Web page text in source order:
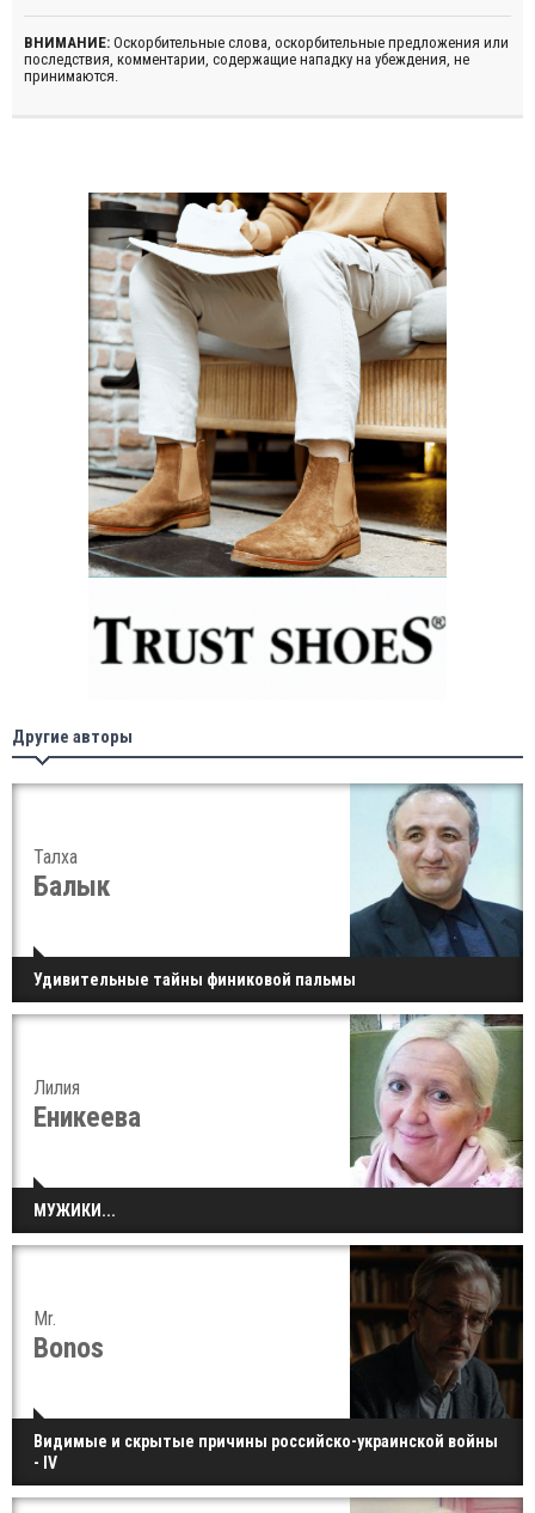
ВНИМАНИЕ: Оскорбительные слова, оскорбительные предложения или
последствия, комментарии, содержащие нападку на убеждения, не
принимаются.
Другие авторы
Талха
Балык
Удивительные тайны финиковой пальмы
Лилия
Еникеева
МУЖИКИ...
Mr.
Bonos
Видимые и скрытые причины российско-украинской войны
- IV